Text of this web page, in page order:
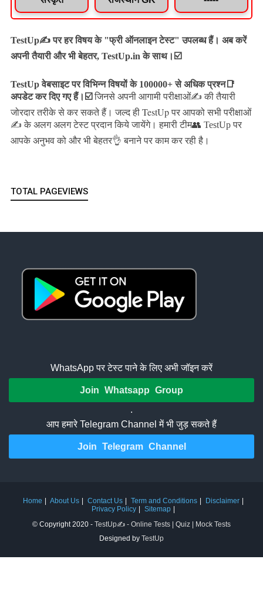
TestUp✍️ पर हर विषय के "फ्री ऑनलाइन टेस्ट" उपलब्ध हैं। अब करें
अपनी तैयारी और भी बेहतर, TestUp.in के साथ।☑️
TestUp वेबसाइट पर विभिन्न विषयों के 100000+ से अधिक प्रश्न📑
अपडेट कर दिए गए हैं। ☑️ जिनसे अपनी आगामी परीक्षाओं✍️ की तैयारी
जोरदार तरीके से कर सकते हैं।जल्द ही TestUp पर आपको सभी परीक्षाओं
✍️ के अलग अलग टेस्ट प्रदान किये जायेंगे। हमारी टीम👥 TestUp पर
आपके अनुभव को और भी बेहतर👌 बनाने पर काम कर रही है।
TOTAL PAGEVIEWS
WhatsApp पर टेस्ट पाने के लिए अभी जॉइन करें
Join Whatsapp Group
.
आप हमारे Telegram Channel में भी जुड़ सकते हैं
Join Telegram Channel
Home About Us Contact Us Term and Conditions
Disclaimer
Privacy Policy
Sitemap
© Copyright 2020 - TestUp✍️ - Online Tests | Quiz | Mock Tests
Designed by TestUp